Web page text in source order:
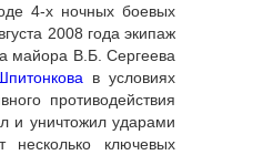
4-х ночных боевых
2008 года экипаж
майора В.Б. Сергеева
в условиях
противодействия
и уничтожил ударами
несколько ключевых